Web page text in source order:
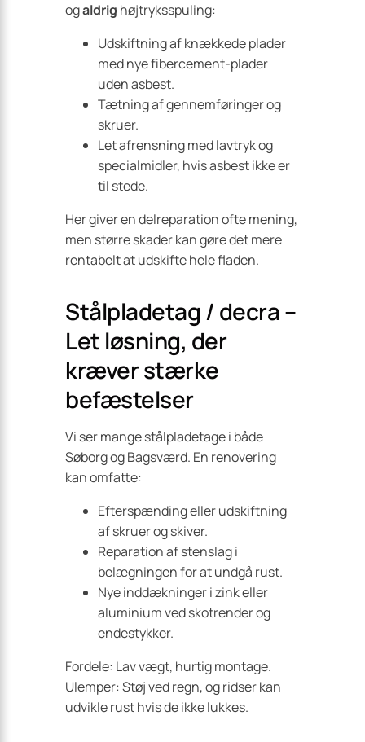
ogaldrig højtryksspuling:
Udskiftning af knækkede plader
med nye fibercement-plader
uden asbest.
Tætning af gennemføringer og
skruer.
Let afrensning med lavtryk og
specialmidler, hvis asbest ikke er
til stede.
Her giver en delreparation ofte mening,
men større skader kan gøre det mere
rentabelt at udskifte hele fladen.
Stålpladetag / decra –
Let løsning, der
kræver stærke
befæstelser
Vi ser mange stålpladetage i både
Søborg og Bagsværd. En renovering
kan omfatte:
Efterspænding eller udskiftning
af skruer og skiver.
Reparation af stenslag i
belægningen for at undgå rust.
Nye inddækninger i zink eller
aluminium ved skotrender og
endestykker.
Fordele: Lav vægt, hurtig montage.
Ulemper: Støj ved regn, og ridser kan
udvikle rust hvis de ikke lukkes.